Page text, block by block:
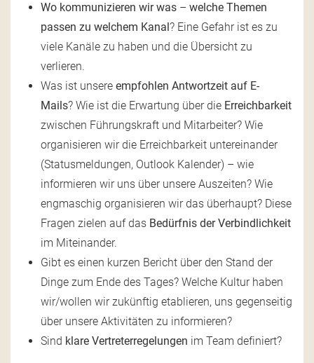
Wo kommunizieren wir was – welche Themen
passen zu welchem Kanal? Eine Gefahr ist es zu
viele Kanäle zu haben und die Übersicht zu
verlieren.
Was ist unsere empfohlen Antwortzeit auf E-
Mails? Wie ist die Erwartung über die Erreichbarkeit
zwischen Führungskraft und Mitarbeiter? Wie
organisieren wir die Erreichbarkeit untereinander
(Statusmeldungen, Outlook Kalender) – wie
informieren wir uns über unsere Auszeiten? Wie
engmaschig organisieren wir das überhaupt? Diese
Fragen zielen auf das Bedürfnis der Verbindlichkeit
im Miteinander.
Gibt es einen kurzen Bericht über den Stand der
Dinge zum Ende des Tages? Welche Kultur haben
wir/wollen wir zukünftig etablieren, uns gegenseitig
über unsere Aktivitäten zu informieren?
Sind klare Vertreterregelungen im Team definiert?